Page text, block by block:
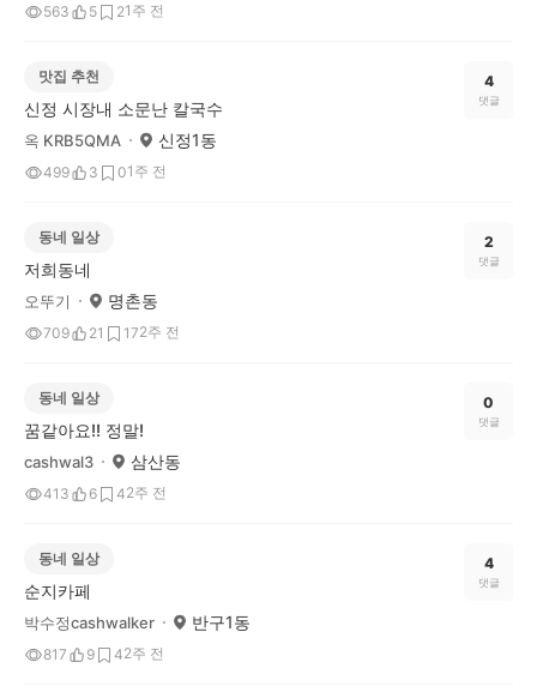
563 5 21주 전
맛집 추천
신정 시장내 소문난 칼국수
옥 KRB5QMA 신정1동
499 3 01주 전
4
댓글
동네 일상
저희동네
오뚜기 명촌동
709 21 172주 전
2
댓글
동네 일상
꿈같아요!! 정말!
cashwal3 삼산동
413 6 42주 전
0
댓글
동네 일상
순지카페
박수정cashwalker 반구1동
817 9 42주 전
4
댓글